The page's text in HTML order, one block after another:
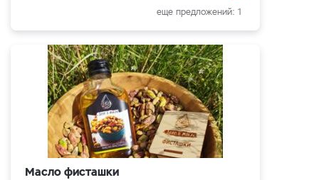
еще предложений: 1
Масло фисташки